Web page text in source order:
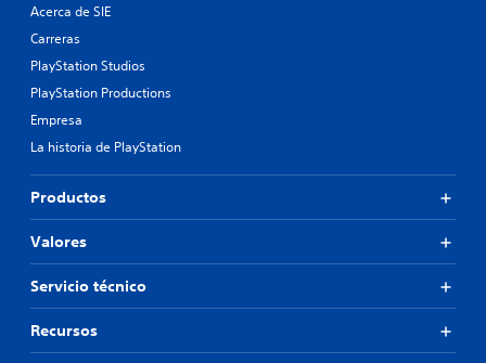
Acerca de SIE
Carreras
PlayStation Studios
PlayStation Productions
Empresa
La historia de PlayStation
Productos
Valores
Servicio técnico
Recursos